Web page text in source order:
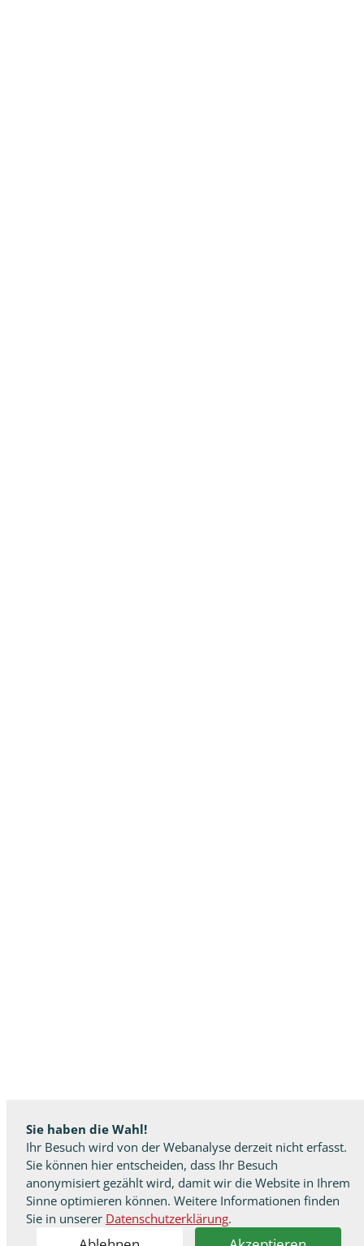
Sie haben die Wahl!
Ihr Besuch wird von der Webanalyse derzeit nicht erfasst.
Sie können hier entscheiden, dass Ihr Besuch
anonymisiert gezählt wird, damit wir die Website in Ihrem
Sinne optimieren können. Weitere Informationen finden
Sie in unserer Datenschutzerklärung.